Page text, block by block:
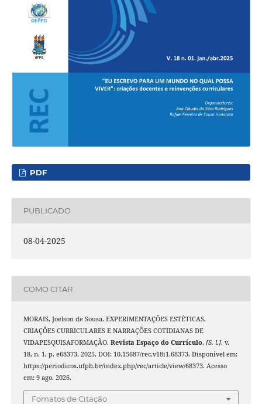
PDF
PUBLICADO
08-04-2025
COMO CITAR
MORAIS, Joelson de Sousa. EXPERIMENTAÇÕES ESTÉTICAS,
CRIAÇÕES CURRICULARES E NARRAÇÕES COTIDIANAS DE
VIDAPESQUISAFORMAÇÃO. Revista Espaço do Currículo, [S. l.], v.
18, n. 1, p. e68373, 2025. DOI: 10.15687/rec.v18i1.68373. Disponível em:
https://periodicos.ufpb.br/index.php/rec/article/view/68373. Acesso
em: 9 ago. 2026.
Fomatos de Citação